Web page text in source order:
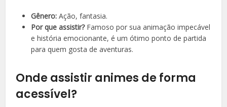
Gênero: Ação, fantasia.
Por que assistir?Famoso por sua animação impecável
e história emocionante, é um ótimo ponto de partida
para quem gosta de aventuras.
Onde assistir animes de forma
acessível?